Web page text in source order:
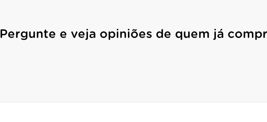
Pergunte e veja opiniões de quem já